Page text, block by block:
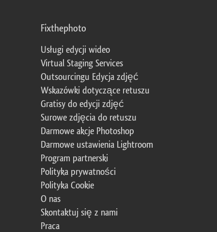
Fixthephoto
Usługi edycji wideo
Virtual Staging Services
Outsourcingu Edycja zdjęć
Wskazówki dotyczące retuszu
Gratisy do edycji zdjęć
Surowe zdjęcia do retuszu
Darmowe akcje Photoshop
Darmowe ustawienia Lightroom
Program partnerski
Polityka prywatności
Polityka Cookie
O nas
Skontaktuj się z nami
Praca